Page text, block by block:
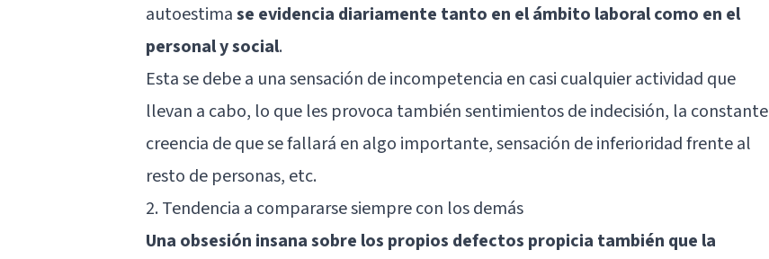
autoestimase evidencia diariamente tanto en el ámbito laboral como en el
personal y social.
Esta se debe a una sensación de incompetencia en casi cualquier actividad que
llevan a cabo, lo que les provoca también sentimientos de indecisión, la constante
creencia de que se fallará en algo importante, sensación de inferioridad frente al
resto de personas, etc.
2. Tendencia a compararse siempre con los demás
Una obsesión insana sobre los propios defectos propicia también que la